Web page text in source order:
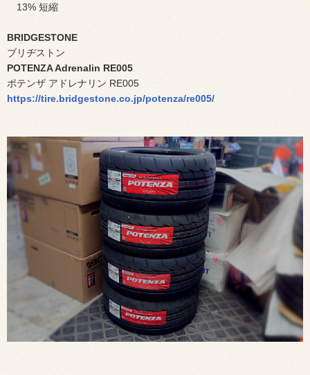
13% 短縮
BRIDGESTONE
ブリヂストン
POTENZA Adrenalin RE005
ポテンザ アドレナリン RE005
https://tire.bridgestone.co.jp/potenza/re005/